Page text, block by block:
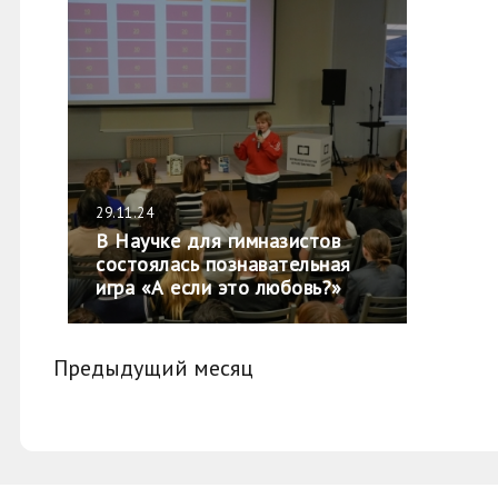
29.11.24
В Научке для гимназистов
состоялась познавательная
игра «А если это любовь?»
Предыдущий месяц